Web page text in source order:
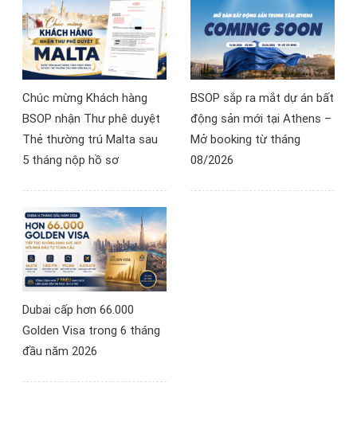
Chúc mừng Khách hàng
BSOP nhận Thư phê duyệt
Thẻ thường trú Malta sau
5 tháng nộp hồ sơ
BSOP sắp ra mắt dự án bất
động sản mới tại Athens –
Mở booking từ tháng
08/2026
Dubai cấp hơn 66.000
Golden Visa trong 6 tháng
đầu năm 2026